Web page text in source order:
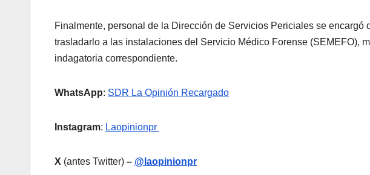
Finalmente, personal de la Dirección de Servicios Periciales se encargó
trasladarlo a las instalaciones del Servicio Médico Forense (SEMEFO),
indagatoria correspondiente.
WhatsApp: SDR La Opinión Recargado
Instagram: Laopinionpr
X (antes Twitter) – @laopinionpr